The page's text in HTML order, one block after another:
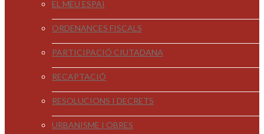
EL MEU ESPAI
ORDENANCES FISCALS
PARTICIPACIÓ CIUTADANA
RECAPTACIÓ
RESOLUCIONS I DECRETS
URBANISME I OBRES